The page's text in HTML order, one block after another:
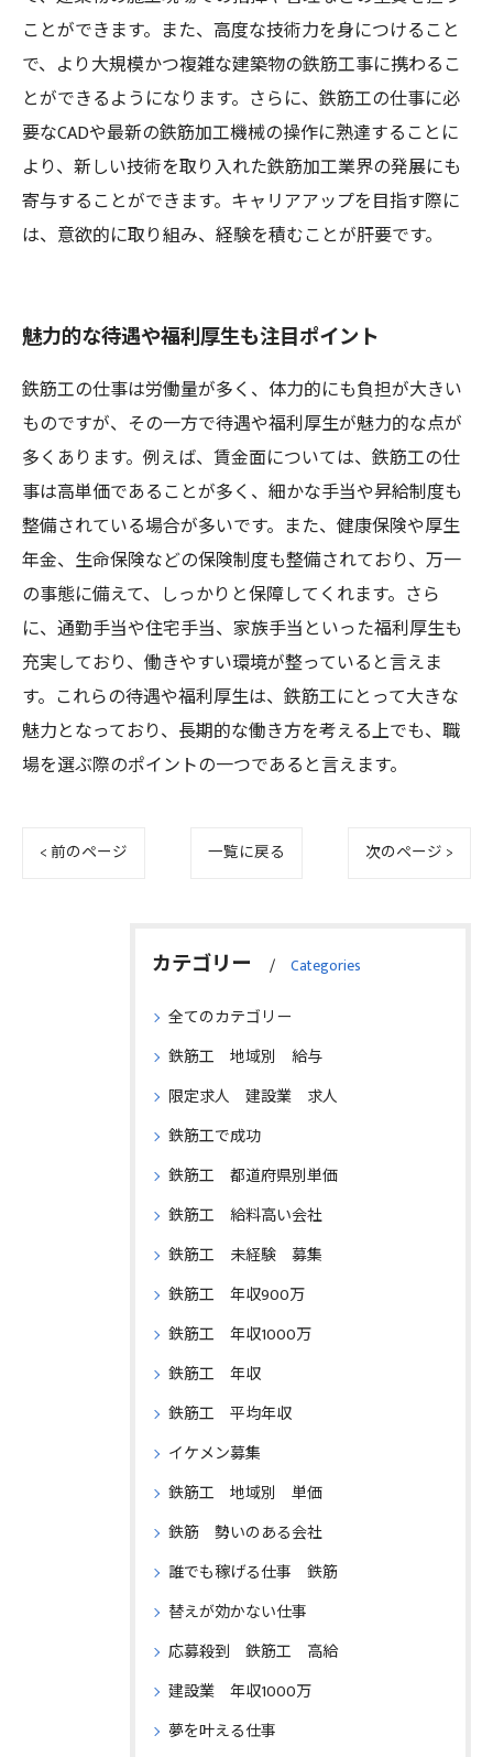
ことができます。また、高度な技術力を身につけること
で、より大規模かつ複雑な建築物の鉄筋工事に携わるこ
とができるようになります。さらに、鉄筋工の仕事に必
要なCADや最新の鉄筋加工機械の操作に熟達することに
より、新しい技術を取り入れた鉄筋加工業界の発展にも
寄与することができます。キャリアアップを目指す際に
は、意欲的に取り組み、経験を積むことが肝要です。
魅力的な待遇や福利厚生も注目ポイント
鉄筋工の仕事は労働量が多く、体力的にも負担が大きい
ものですが、その一方で待遇や福利厚生が魅力的な点が
多くあります。例えば、賃金面については、鉄筋工の仕
事は高単価であることが多く、細かな手当や昇給制度も
整備されている場合が多いです。また、健康保険や厚生
年金、生命保険などの保険制度も整備されており、万一
の事態に備えて、しっかりと保障してくれます。さら
に、通勤手当や住宅手当、家族手当といった福利厚生も
充実しており、働きやすい環境が整っていると言えま
す。これらの待遇や福利厚生は、鉄筋工にとって大きな
魅力となっており、長期的な働き方を考える上でも、職
場を選ぶ際のポイントの一つであると言えます。
< 前のページ 一覧に戻る 次のページ >
カテゴリー Categories
全てのカテゴリー
鉄筋工 地域別 給与
限定求人 建設業 求人
鉄筋工で成功
鉄筋工 都道府県別単価
鉄筋工 給料高い会社
鉄筋工 未経験 募集
鉄筋工 年収900万
鉄筋工 年収1000万
鉄筋工 年収
鉄筋工 平均年収
イケメン募集
鉄筋工 地域別 単価
鉄筋 勢いのある会社
誰でも稼げる仕事 鉄筋
替えが効かない仕事
応募殺到 鉄筋工 高給
建設業 年収1000万
夢を叶える仕事